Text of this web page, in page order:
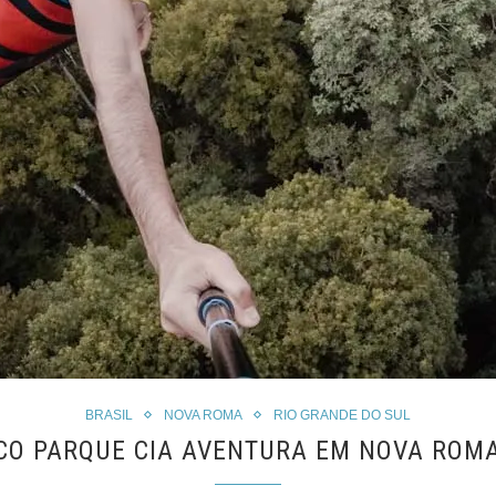
BRASIL NOVA ROMA RIO GRANDE DO SUL
PARQUE CIA AVENTURA EM NOVA